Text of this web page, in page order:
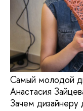
Самый молодой
Анастасия
Зачем